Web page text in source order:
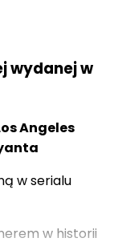
wydanej w
Angeles
w serialu
w historii